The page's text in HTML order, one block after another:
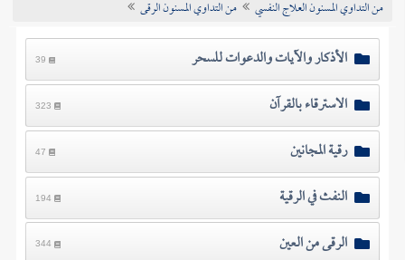
من التداوي المسنون العلاج النفسي
من التداوي المسنون الرقى
الأذكار والآيات والدعوات للسحر 39
الاسترقاء بالقرآن 323
رقية المجانين 47
النفث في الرقية 194
الرقى من العين 344